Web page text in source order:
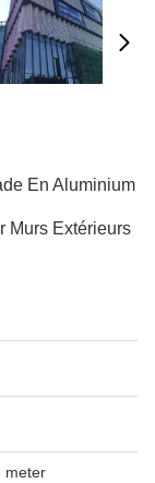
En Aluminium
Murs Extérieurs
meter